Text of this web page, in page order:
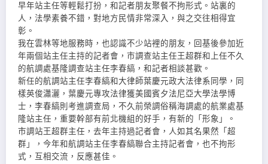
早年站主任等輕鬆打扮，和記者朋友聚餐不拘形式。站裏的
人，法學素養不錯，對地方民情非常深入，與之交往相得宜
彰。
我在雲林等地服務時，也認識不少站裡的朋友，回基後參加近
年兩個站主任主持的記者會，市調查站主任王超群和上任不久
的航調處基隆調查站主任李春縞，和記者相談甚歡。
新任的航調站主任李春縞和大律師葉慶元政大法律系同學，同
樣英俊瀟灑，葉慶元專攻法律獲美國賓夕法尼亞大學法學博
士，李春縞則考進調查局，不久前榮調俗稱海調處的航業處基
隆站主任，重要幹部有前北機組的好手，有新的「形象」。
市調站王超群主任，去年主持過記者會，人如其名果然「超
群」，今年和航調站主任李春縞聯合主持記者會，也不拘形
式，互相交流，反應甚佳。